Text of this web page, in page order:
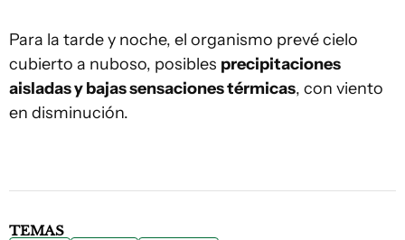
Para la tarde y noche, el organismo prevé cielo
cubierto a nuboso, posibles precipitaciones
aisladas y bajas sensaciones térmicas, con viento
en disminución.
TEMAS